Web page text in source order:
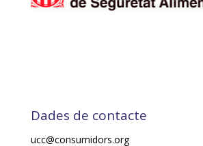
Dades de contacte
ucc@consumidors.org